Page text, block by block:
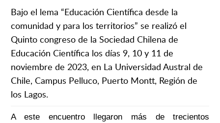
Bajo el lema “Educación Científica desde la
comunidad y para los territorios” se realizó el
Quinto congreso de la Sociedad Chilena de
Educación Científica los días 9, 10 y 11 de
noviembre de 2023, en La Universidad Austral de
Chile, Campus Pelluco, Puerto Montt, Región de
los Lagos.
A este encuentro llegaron más de trecientos